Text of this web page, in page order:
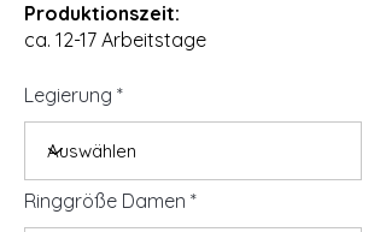
Produktionszeit:
ca. 12-17 Arbeitstage
Legierung
Ringgröße Damen